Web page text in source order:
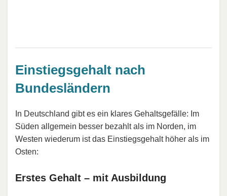
Einstiegsgehalt nach
Bundesländern
In Deutschland gibt es ein klares Gehaltsgefälle: Im
Süden allgemein besser bezahlt als im Norden, im
Westen wiederum ist das Einstiegsgehalt höher als im
Osten:
Erstes Gehalt – mit Ausbildung